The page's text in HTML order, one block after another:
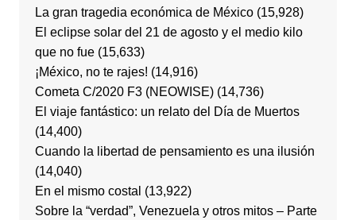
La gran tragedia económica de México (15,928)
El eclipse solar del 21 de agosto y el medio kilo
que no fue (15,633)
¡México, no te rajes! (14,916)
Cometa C/2020 F3 (NEOWISE) (14,736)
El viaje fantástico: un relato del Día de Muertos
(14,400)
Cuando la libertad de pensamiento es una ilusión
(14,040)
En el mismo costal (13,922)
Sobre la “verdad”, Venezuela y otros mitos – Parte